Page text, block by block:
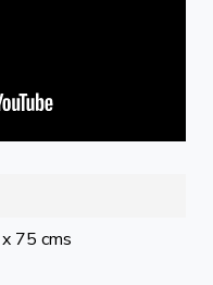
75 cms